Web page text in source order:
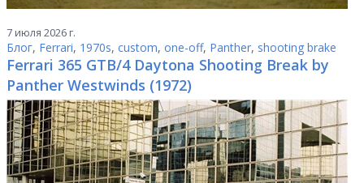
7 июля 2026 г.
Блог, Ferrari, 1970s, custom, one-off, Panther, shooting brake
Ferrari 365 GTB/4 Daytona Shooting Break by
Panther Westwinds (1972)